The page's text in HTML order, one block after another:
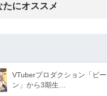
たにオススメ
VTuberプロダクション「ビ
ン」から3期生…